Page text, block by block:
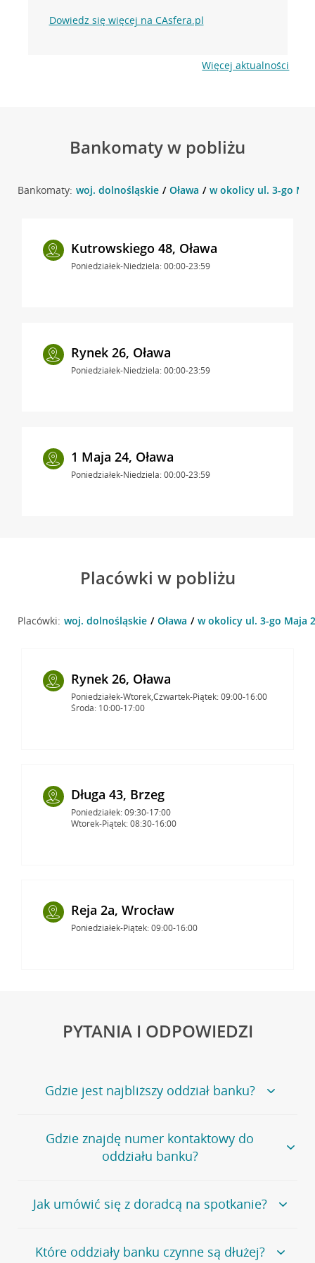
Dowiedz się więcej na CAsfera.pl
Więcej aktualności
Bankomaty w pobliżu
Bankomaty: woj. dolnośląskie Oława w okolicy ul. 3-go
Kutrowskiego 48, Oława
Poniedziałek-Niedziela: 00:00-23:59
Rynek 26, Oława
Poniedziałek-Niedziela: 00:00-23:59
1 Maja 24, Oława
Poniedziałek-Niedziela: 00:00-23:59
Placówki w pobliżu
Placówki: woj. dolnośląskie Oława w okolicy ul. 3-go Maja
Rynek 26, Oława
Poniedziałek-Wtorek,Czwartek-Piątek: 09:00-16:00
Środa: 10:00-17:00
Długa 43, Brzeg
Poniedziałek: 09:30-17:00
Wtorek-Piątek: 08:30-16:00
Reja 2a, Wrocław
Poniedziałek-Piątek: 09:00-16:00
PYTANIA I ODPOWIEDZI
Gdzie jest najbliższy oddział banku?
Jeśli szukasz oddziału naszego banku, zapraszamy na
stronęPlacówki i bankomaty, na której znajduje się
wygodna wyszukiwarka.
oddziałów
Gdzie znajdę numer kontaktowy do
oddziału banku?
Bank Credit Agricole nie udostępnia ogólnego numeru
telefonu do placówki bankowej.
umówienia się z doradcą w placówce bankowej .
Jak umówić się z doradcą na spotkanie?
Jeśli jesteś już naszym
klientemmożeszsamodzielnieumówić się na spotkanie z
Które oddziały banku czynne są dłużej?